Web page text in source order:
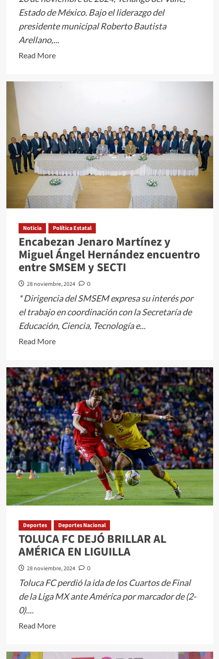
Estado de México. Bajo el liderazgo del
presidente municipal Roberto Bautista
Arellano,...
Read MoreRead
sigue
recibiendo
importantes
obras
Noticia Política Estatal
Encabezan Jenaro Martínez y
Miguel Ángel Hernández encuentro
entre SMSEM y SECTI
28 noviembre, 2024 0
* Dirigencia del SMSEM expresa su interés por
el trabajo en coordinación con la Secretaría de
Educación, Ciencia, Tecnología e...
Read MoreRead
about
Encabezan
Jenaro
Martínez
y
Miguel
Ángel
Hernández
encuentro
entre
SMSEM
y
Deportes Deportes Nacional
TOLUCA FC DEJÓ BRILLAR AL
AMÉRICA EN LIGUILLA
28 noviembre, 2024 0
Toluca FC perdió la ida de los Cuartos de Final
de la Liga MX ante América por marcador de (2-
0)....
Read MoreRead
about